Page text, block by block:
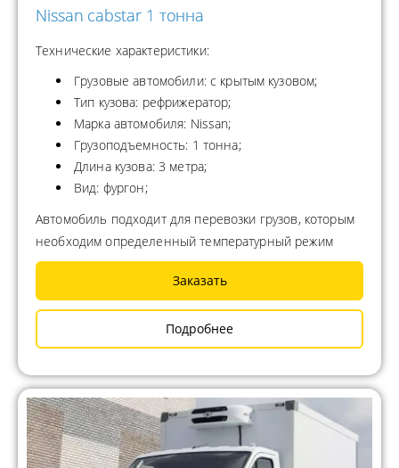
Nissan cabstar 1 тонна
Технические характеристики:
Грузовые автомобили: с крытым кузовом;
Тип кузова: рефрижератор;
Марка автомобиля: Nissan;
Грузоподъемность: 1 тонна;
Длина кузова: 3 метра;
Вид: фургон;
Автомобиль подходит для перевозки грузов, которым
необходим определенный температурный режим
Заказать
Подробнее